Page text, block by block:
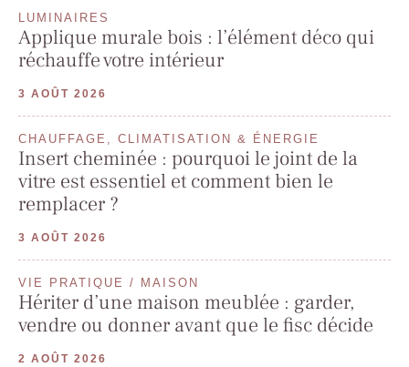
LUMINAIRES
Applique murale bois : l’élément déco qui
réchauffe votre intérieur
3 AOÛT 2026
CHAUFFAGE, CLIMATISATION & ÉNERGIE
Insert cheminée : pourquoi le joint de la
vitre est essentiel et comment bien le
remplacer ?
3 AOÛT 2026
VIE PRATIQUE / MAISON
Hériter d’une maison meublée : garder,
vendre ou donner avant que le fisc décide
2 AOÛT 2026